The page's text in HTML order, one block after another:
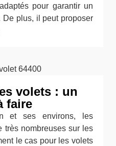
pour garantir un
plus, il peut proposer
volets : un
faire
et ses environs, les
très nombreuses sur les
le cas pour les volets